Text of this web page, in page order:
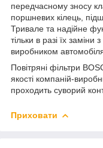
передчасному зносу
поршневих кілець,
Тривале та надійне
тільки в разі їх
виробником
Повітряні фільтри
якості компаній-
проходить суворий
Приховати